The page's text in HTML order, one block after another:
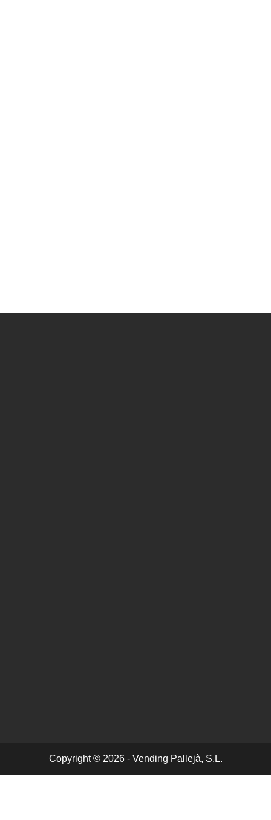
Copyright © 2026 - Vending Pallejà, S.L.